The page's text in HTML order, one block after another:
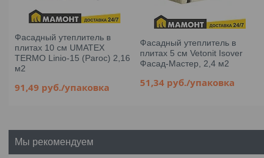
Фасадный утеплитель в
плитах 10 см UMATEX
TERMO Linio-15 (Paroc) 2,16
м2
91,49 руб./упаковка
Фасадный утеплитель в
плитах 5 см Vetonit Isover
Фасад-Мастер, 2,4 м2
51,34 руб./упаковка
Мы рекомендуем